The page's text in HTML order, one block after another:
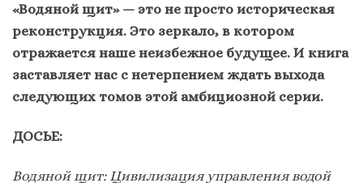
«Водяной щит» — это не просто историческая
реконструкция. Это зеркало, в котором
отражается наше неизбежное будущее. И книга
заставляет нас с нетерпением ждать выхода
следующих томов этой амбициозной серии.
ДОСЬЕ:
Водяной щит: Цивилизация управления водой